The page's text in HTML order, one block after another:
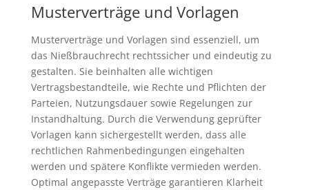
Musterverträge und Vorlagen
Musterverträge und Vorlagen sind essenziell, um
das Nießbrauchrecht rechtssicher und eindeutig zu
gestalten. Sie beinhalten alle wichtigen
Vertragsbestandteile, wie Rechte und Pflichten der
Parteien, Nutzungsdauer sowie Regelungen zur
Instandhaltung. Durch die Verwendung geprüfter
Vorlagen kann sichergestellt werden, dass alle
rechtlichen Rahmenbedingungen eingehalten
werden und spätere Konflikte vermieden werden.
Optimal angepasste Verträge garantieren Klarheit